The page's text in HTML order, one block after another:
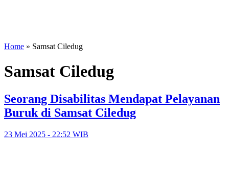
Home » Samsat Ciledug
Samsat Ciledug
Seorang Disabilitas Mendapat Pelayanan
Buruk di Samsat Ciledug
23 Mei 2025 - 22:52 WIB